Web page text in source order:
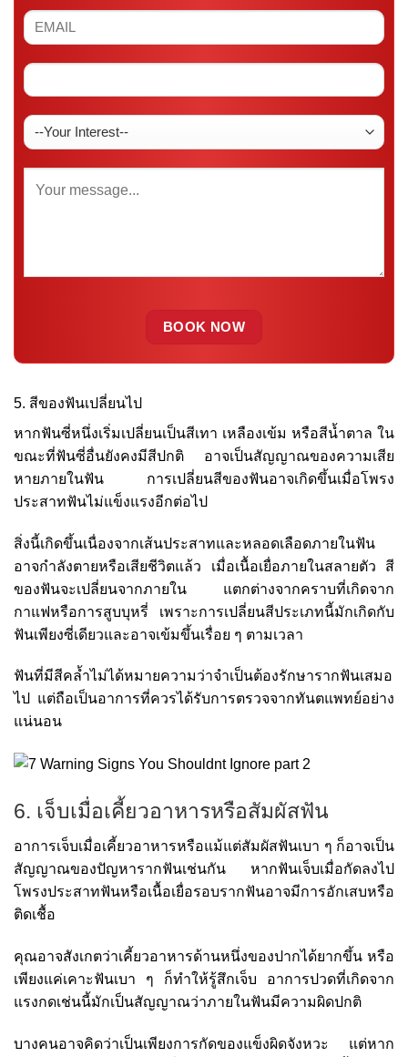
5. สีของฟันเปลี่ยนไป
หากฟันซี่หนึ่งเริ่มเปลี่ยนเป็นสีเทา เหลืองเข้ม หรือสีน้ำตาล ใน
ขณะที่ฟันซี่อื่นยังคงมีสีปกติ อาจเป็นสัญญาณของความเสีย
หายภายในฟัน การเปลี่ยนสีของฟันอาจเกิดขึ้นเมื่อโพรง
ประสาทฟันไม่แข็งแรงอีกต่อไป
สิ่งนี้เกิดขึ้นเนื่องจากเส้นประสาทและหลอดเลือดภายในฟัน
อาจกำลังตายหรือเสียชีวิตแล้ว เมื่อเนื้อเยื่อภายในสลายตัว สี
ของฟันจะเปลี่ยนจากภายใน แตกต่างจากคราบที่เกิดจาก
กาแฟหรือการสูบบุหรี่ เพราะการเปลี่ยนสีประเภทนี้มักเกิดกับ
ฟันเพียงซี่เดียวและอาจเข้มขึ้นเรื่อย ๆ ตามเวลา
ฟันที่มีสีคล้ำไม่ได้หมายความว่าจำเป็นต้องรักษารากฟันเสมอ
ไป แต่ถือเป็นอาการที่ควรได้รับการตรวจจากทันตแพทย์อย่าง
แน่นอน
6. เจ็บเมื่อเคี้ยวอาหารหรือสัมผัสฟัน
อาการเจ็บเมื่อเคี้ยวอาหารหรือแม้แต่สัมผัสฟันเบา ๆ ก็อาจเป็น
สัญญาณของปัญหารากฟันเช่นกัน หากฟันเจ็บเมื่อกัดลงไป
โพรงประสาทฟันหรือเนื้อเยื่อรอบรากฟันอาจมีการอักเสบหรือ
ติดเชื้อ
คุณอาจสังเกตว่าเคี้ยวอาหารด้านหนึ่งของปากได้ยากขึ้น หรือ
เพียงแค่เคาะฟันเบา ๆ ก็ทำให้รู้สึกเจ็บ อาการปวดที่เกิดจาก
แรงกดเช่นนี้มักเป็นสัญญาณว่าภายในฟันมีความผิดปกติ
บางคนอาจคิดว่าเป็นเพียงการกัดของแข็งผิดจังหวะ แต่หาก